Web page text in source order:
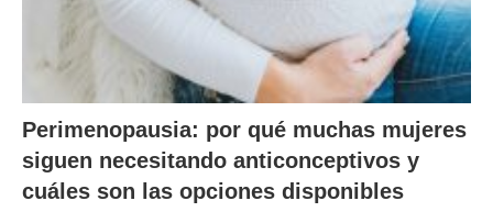
Perimenopausia: por qué muchas mujeres
siguen necesitando anticonceptivos y
cuáles son las opciones disponibles